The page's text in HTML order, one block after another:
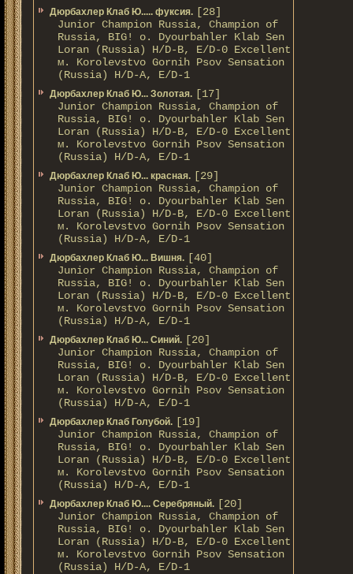
Дюрбахлер Клаб Ю..... фуксия. [28]
Junior Champion Russia, Champion of
Russia, BIG! о. Dyourbahler Klab Sen
Loran (Russia) H/D-B, E/D-0 Excellent
м. Korolevstvo Gornih Psov Sensation
(Russia) H/D-A, E/D-1
Дюрбахлер Клаб Ю... Золотая. [17]
Junior Champion Russia, Champion of
Russia, BIG! о. Dyourbahler Klab Sen
Loran (Russia) H/D-B, E/D-0 Excellent
м. Korolevstvo Gornih Psov Sensation
(Russia) H/D-A, E/D-1
Дюрбахлер Клаб Ю... красная. [29]
Junior Champion Russia, Champion of
Russia, BIG! о. Dyourbahler Klab Sen
Loran (Russia) H/D-B, E/D-0 Excellent
м. Korolevstvo Gornih Psov Sensation
(Russia) H/D-A, E/D-1
Дюрбахлер Клаб Ю... Вишня. [40]
Junior Champion Russia, Champion of
Russia, BIG! о. Dyourbahler Klab Sen
Loran (Russia) H/D-B, E/D-0 Excellent
м. Korolevstvo Gornih Psov Sensation
(Russia) H/D-A, E/D-1
Дюрбахлер Клаб Ю... Синий. [20]
Junior Champion Russia, Champion of
Russia, BIG! о. Dyourbahler Klab Sen
Loran (Russia) H/D-B, E/D-0 Excellent
м. Korolevstvo Gornih Psov Sensation
(Russia) H/D-A, E/D-1
Дюрбахлер Клаб Голубой. [19]
Junior Champion Russia, Champion of
Russia, BIG! о. Dyourbahler Klab Sen
Loran (Russia) H/D-B, E/D-0 Excellent
м. Korolevstvo Gornih Psov Sensation
(Russia) H/D-A, E/D-1
Дюрбахлер Клаб Ю.... Серебряный. [20]
Junior Champion Russia, Champion of
Russia, BIG! о. Dyourbahler Klab Sen
Loran (Russia) H/D-B, E/D-0 Excellent
м. Korolevstvo Gornih Psov Sensation
(Russia) H/D-A, E/D-1